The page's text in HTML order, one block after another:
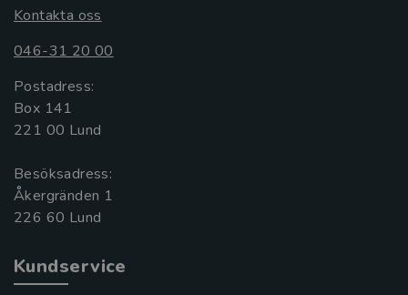
Kontakta oss
046-31 20 00
Postadress:
Box 141
221 00 Lund
Besöksadress:
Åkergränden 1
Kundservice